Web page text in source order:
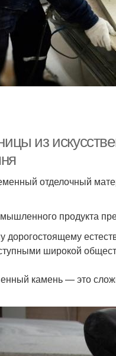
из
отделочный
продукта
дорогостоящему
широкой
камень — это